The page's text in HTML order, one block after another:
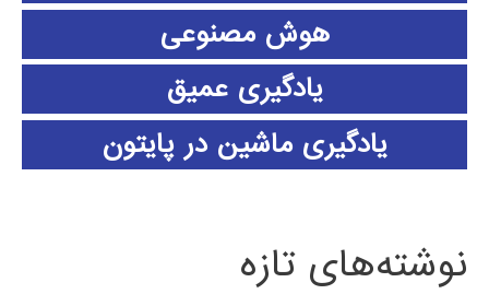
هوش مصنوعی
یادگیری عمیق
یادگیری ماشین در پایتون
نوشته‌های تازه